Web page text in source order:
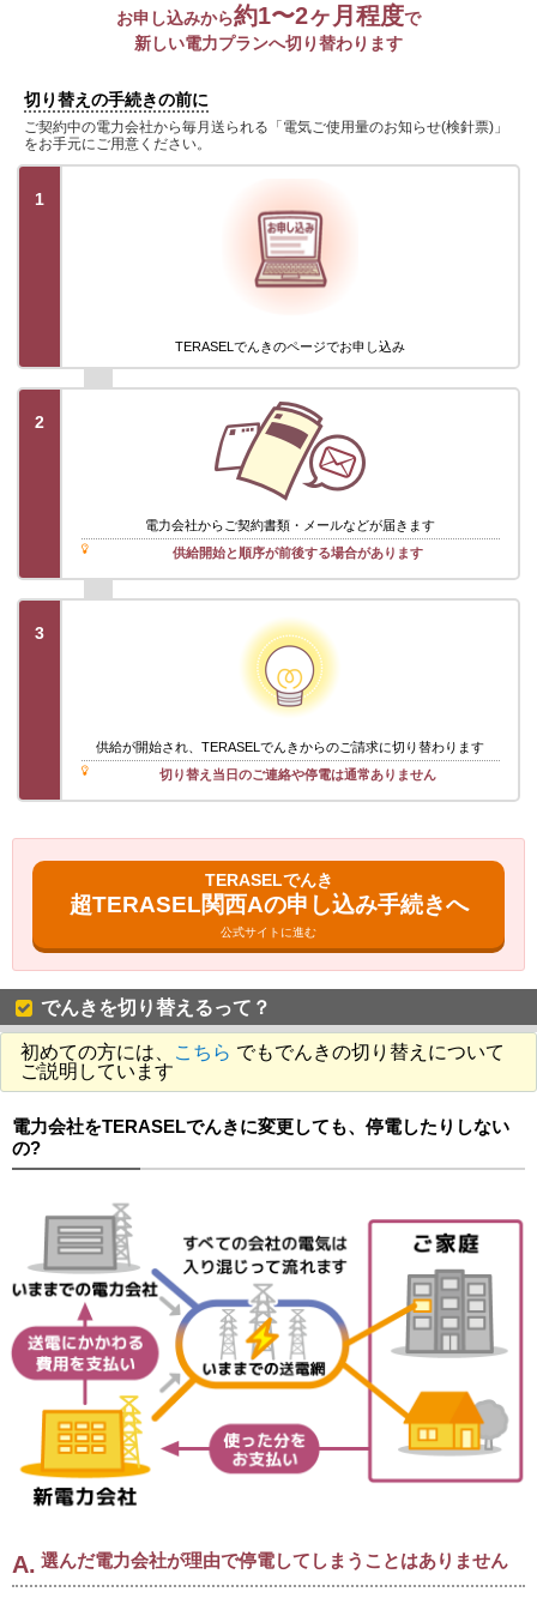
お申し込みから約1〜2ヶ月程度で
新しい電力プランへ切り替わります
切り替えの手続きの前に
ご契約中の電力会社から毎月送られる「電気ご使用量のお知らせ(検針票)」
をお手元にご用意ください。
1
TERASELでんきのページでお申し込み
2
電力会社から ご契約書類・メールなどが届きます
供給開始と順序が前後する場合があります
3
供給が開始され、TERASELでんきからのご請求に切り替わります
切り替え当日のご連絡や停電は通常ありません
TERASELでんき
超TERASEL関西Aの申し込み手続きへ
公式サイトに進む
でんきを切り替えるって？
初めての方には、 こちら でもでんきの切り替えについて
ご説明しています
電力会社をTERASELでんきに変更しても、停電したりしない
の?
選んだ電力会社が理由で停電してしまうことはありません